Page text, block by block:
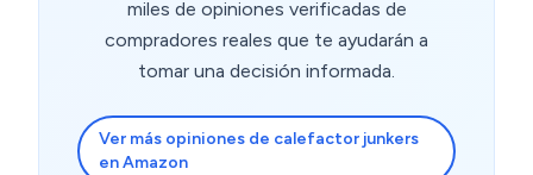
miles de opiniones verificadas de
compradores reales que te ayudarán a
tomar una decisión informada.
Ver más opiniones de calefactor junkers
en Amazon